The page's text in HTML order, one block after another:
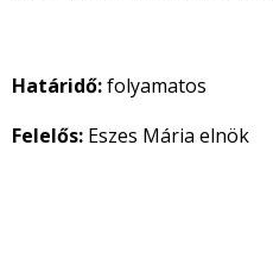
Határidő:folyamatos
Felelős: Eszes Mária elnök